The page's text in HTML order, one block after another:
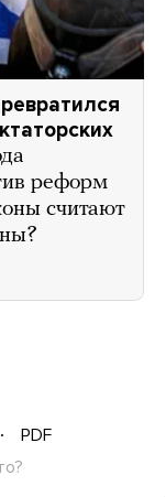
реформ
считают
PDF